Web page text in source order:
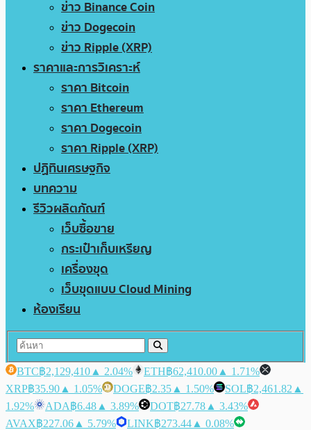
ข่าว Binance Coin
ข่าว Dogecoin
ข่าว Ripple (XRP)
ราคาและการวิเคราะห์
ราคา Bitcoin
ราคา Ethereum
ราคา Dogecoin
ราคา Ripple (XRP)
ปฏิทินเศรษฐกิจ
บทความ
รีวิวผลิตภัณฑ์
เว็บซื้อขาย
กระเป๋าเก็บเหรียญ
เครื่องขุด
เว็บขุดแบบ Cloud Mining
ห้องเรียน
BTC฿2,129,410 ▲ 2.04% ETH฿62,410.00 ▲ 1.71%
XRP฿35.90 ▲ 1.05% DOGE฿2.35 ▲ 1.50% SOL฿2,461.82 ▲
1.92%
ADA฿6.48 ▲ 3.89% DOT฿27.78 ▲ 3.43%
AVAX฿227.06 ▲ 5.79% LINK฿273.44 ▲ 0.08%